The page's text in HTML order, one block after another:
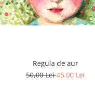
Regula de aur
50,00 Lei45,00 Lei